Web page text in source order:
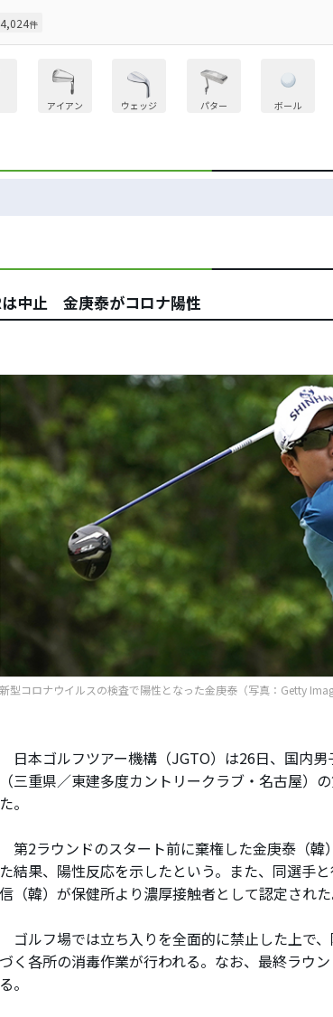
件
アイアン ウェッジ パター ボール
中止 金庚泰がコロナ陽性
新型コロナウイルスの検査で陽性となった金庚泰（写真：Getty
日本ゴルフツアー機構（JGTO）は26日、国内
（三重県／東建多度カントリークラブ・名古屋）
た。
第2ラウンドのスタート前に棄権した金庚泰（韓
た結果、陽性反応を示したという。また、同選手
信（韓）が保健所より濃厚接触者として認定された
ゴルフ場では立ち入りを全面的に禁止した上で
づく各所の消毒作業が行われる。なお、最終ラウ
る。